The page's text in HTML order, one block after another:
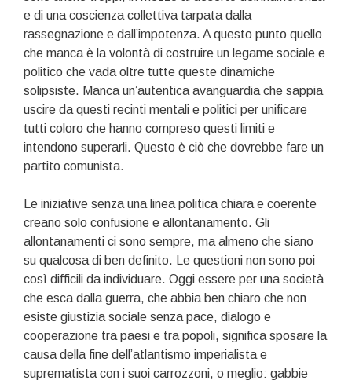
e di una coscienza collettiva tarpata dalla
rassegnazione e dall’impotenza. A questo punto quello
che manca è la volontà di costruire un legame sociale e
politico che vada oltre tutte queste dinamiche
solipsiste. Manca un’autentica avanguardia che sappia
uscire da questi recinti mentali e politici per unificare
tutti coloro che hanno compreso questi limiti e
intendono superarli. Questo è ciò che dovrebbe fare un
partito comunista.
Le iniziative senza una linea politica chiara e coerente
creano solo confusione e allontanamento. Gli
allontanamenti ci sono sempre, ma almeno che siano
su qualcosa di ben definito. Le questioni non sono poi
così difficili da individuare. Oggi essere per una società
che esca dalla guerra, che abbia ben chiaro che non
esiste giustizia sociale senza pace, dialogo e
cooperazione tra paesi e tra popoli, significa sposare la
causa della fine dell’atlantismo imperialista e
suprematista con i suoi carrozzoni, o meglio: gabbie